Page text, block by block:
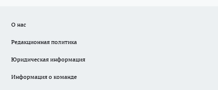
О нас
Редакционная политика
Юридическая информация
Информация о команде